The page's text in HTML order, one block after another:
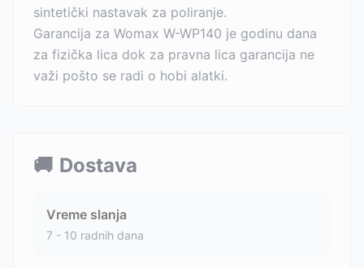
sintetički nastavak za poliranje.
Garancija za Womax W-WP140 je godinu dana
za fizička lica dok za pravna lica garancija ne
važi pošto se radi o hobi alatki.
🚚 Dostava
Vreme slanja
7 - 10 radnih dana